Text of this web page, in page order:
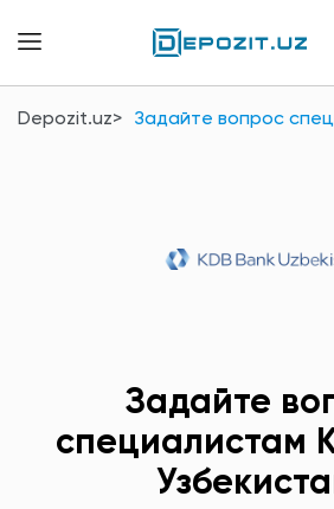
Depozit.uz Задайте вопрос
Задайте
специалистам